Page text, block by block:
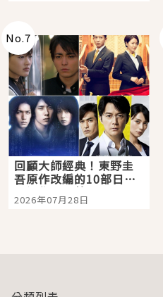
No.7
回顧大師經典！東野圭
吾原作改編的10部日本
影視作品推薦
2026年07月28日